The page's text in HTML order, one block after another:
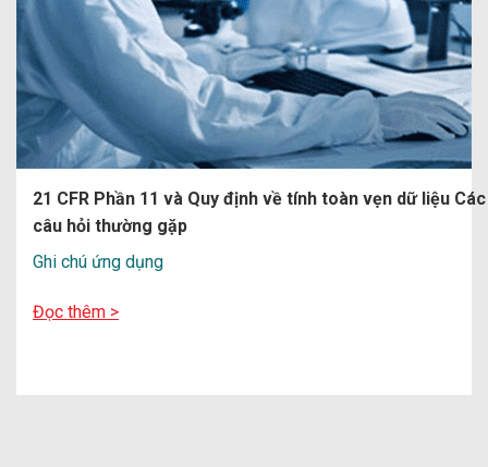
21 CFR Phần 11 và Quy định về tính toàn vẹn dữ liệu Các
câu hỏi thường gặp
Ghi chú ứng dụng
Đọc thêm >